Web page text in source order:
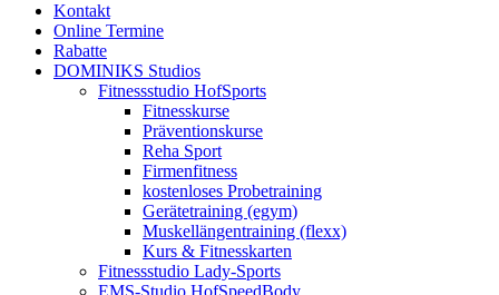
Kontakt
Online Termine
Rabatte
DOMINIKS Studios
Fitnessstudio HofSports
Fitnesskurse
Präventionskurse
Reha Sport
Firmenfitness
kostenloses Probetraining
Gerätetraining (egym)
Muskellängentraining (flexx)
Kurs & Fitnesskarten
Fitnessstudio Lady-Sports
EMS-Studio HofSpeedBody